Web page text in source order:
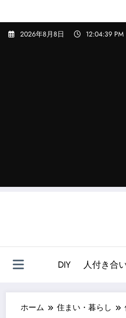
2026年8月8日 12:04:41 PM
DIY 人付き合
ホーム 住まい・暮らし